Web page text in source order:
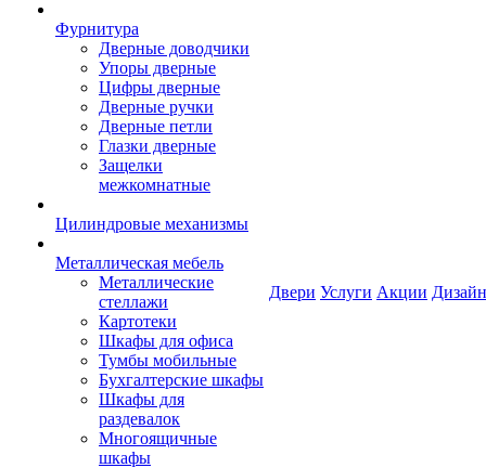
Фурнитура
Дверные доводчики
Упоры дверные
Цифры дверные
Дверные ручки
Дверные петли
Глазки дверные
Защелки
межкомнатные
Цилиндровые механизмы
Металлическая мебель
Металлические
стеллажи
Картотеки
Шкафы для офиса
Тумбы мобильные
Бухгалтерские шкафы
Шкафы для
раздевалок
Многоящичные
шкафы
Двери Услуги Акции